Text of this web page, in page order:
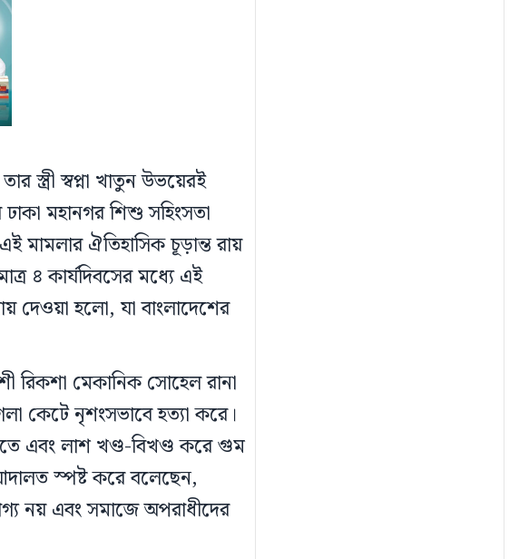
স্ত্রী স্বপ্না খাতুন উভয়েরই
মহানগর শিশু সহিংসতা
মামলার ঐতিহাসিক চূড়ান্ত রায়
৪ কার্যদিবসের মধ্যে এই
দেওয়া হলো, যা বাংলাদেশের
রিকশা মেকানিক সোহেল রানা
কেটে নৃশংসভাবে হত্যা করে।
এবং লাশ খণ্ড-বিখণ্ড করে গুম
স্পষ্ট করে বলেছেন,
নয় এবং সমাজে অপরাধীদের